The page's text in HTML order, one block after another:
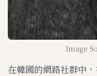
Image
在韓國的網路社群中